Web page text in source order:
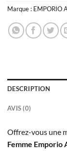
Marque : EMPORIO
DESCRIPTION
AVIS (0)
Offrez-vous une
Femme Emporio